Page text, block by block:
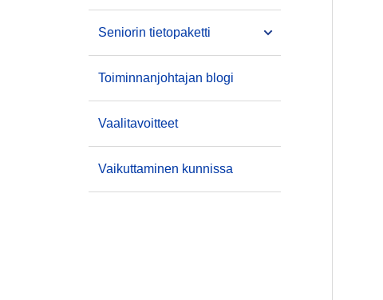
Seniorin tietopaketti
Toiminnanjohtajan blogi
Vaalitavoitteet
Vaikuttaminen kunnissa